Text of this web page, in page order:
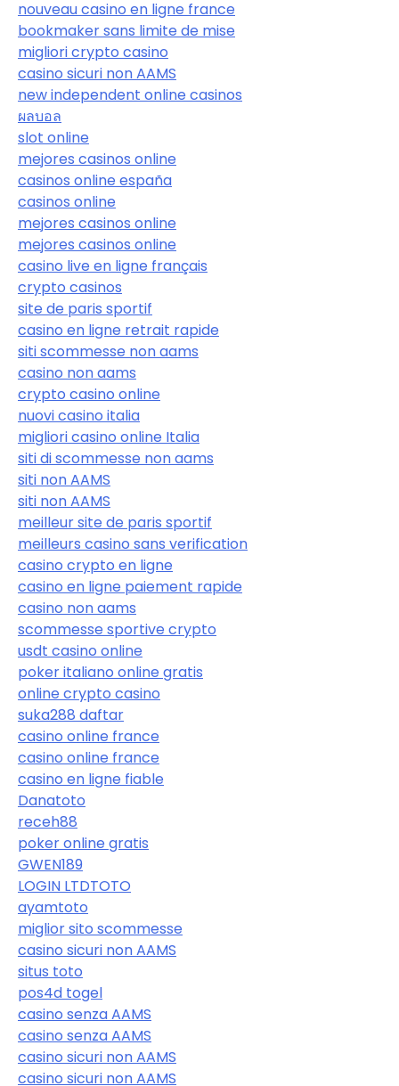
nouveau casino en ligne france
bookmaker sans limite de mise
migliori crypto casino
casino sicuri non AAMS
new independent online casinos
ผลบอล
slot online
mejores casinos online
casinos online españa
casinos online
mejores casinos online
mejores casinos online
casino live en ligne français
crypto casinos
site de paris sportif
casino en ligne retrait rapide
siti scommesse non aams
casino non aams
crypto casino online
nuovi casino italia
migliori casino online Italia
siti di scommesse non aams
siti non AAMS
siti non AAMS
meilleur site de paris sportif
meilleurs casino sans verification
casino crypto en ligne
casino en ligne paiement rapide
casino non aams
scommesse sportive crypto
usdt casino online
poker italiano online gratis
online crypto casino
suka288 daftar
casino online france
casino online france
casino en ligne fiable
Danatoto
receh88
poker online gratis
GWEN189
LOGIN LTDTOTO
ayamtoto
miglior sito scommesse
casino sicuri non AAMS
situs toto
pos4d togel
casino senza AAMS
casino senza AAMS
casino sicuri non AAMS
casino sicuri non AAMS